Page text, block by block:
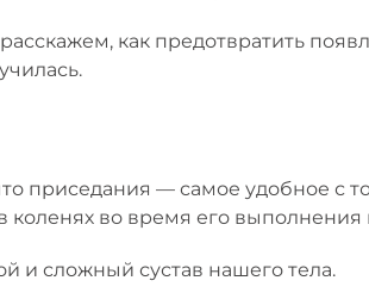
как предотвратить
приседания — самое удобное с
коленях во время его выполнения
и сложный сустав нашего тела.